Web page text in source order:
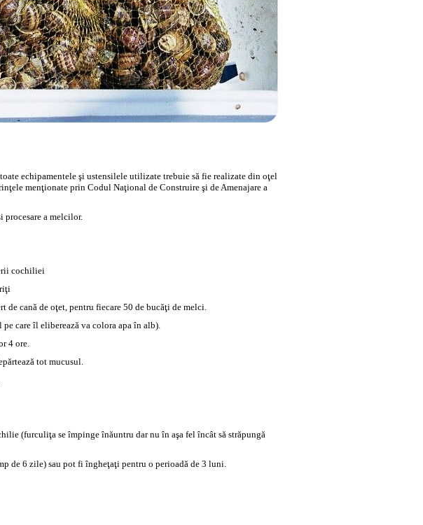
echipamentele şi ustensilele utilizate trebuie să fie realizate din oţel
menţionate prin Codul Naţional de Construire şi de Amenajare a
procesare a melcilor.
cochiliei
cană de oţet, pentru fiecare 50 de bucăţi de melci.
care îl eliberează va colora apa în alb).
4 ore.
tot mucusul.
(furculiţa se împinge înăuntru dar nu în aşa fel încât să străpungă
de 6 zile) sau pot fi îngheţaţi pentru o perioadă de 3 luni.